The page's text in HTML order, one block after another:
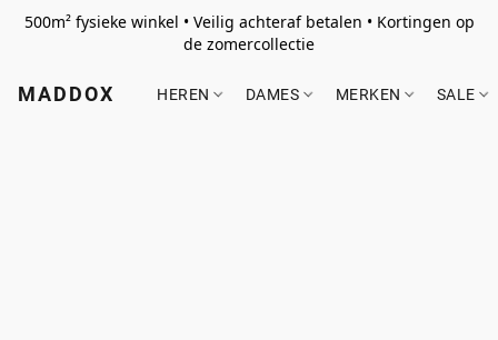
500m² fysieke winkel • Veilig achteraf betalen • Kortingen op
de zomercollectie
MADDOX HEREN DAMES MERKEN SALE